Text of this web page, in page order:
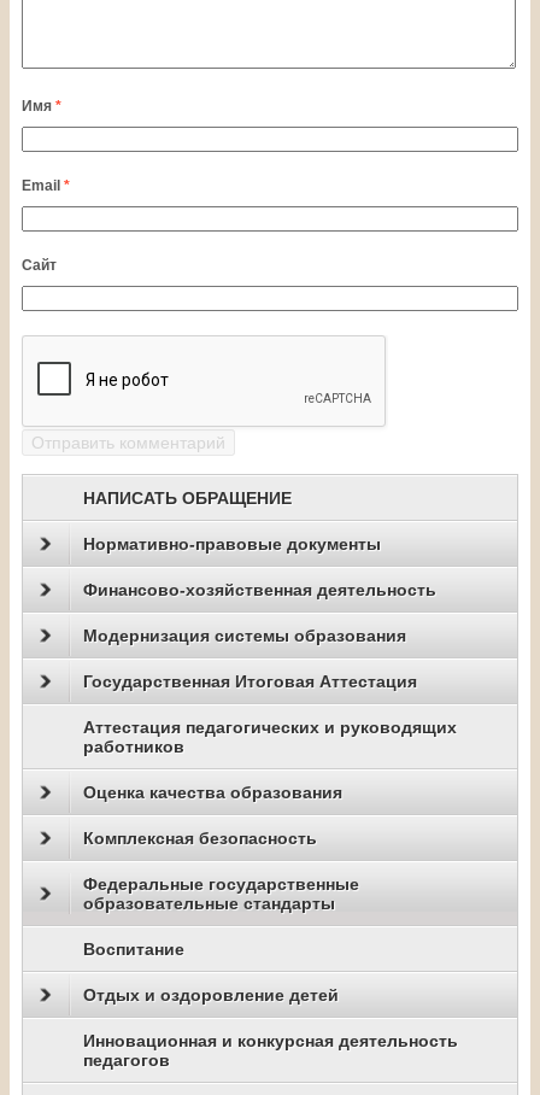
Имя *
Email *
Сайт
НАПИСАТЬ ОБРАЩЕНИЕ
Нормативно-правовые документы
Финансово-хозяйственная деятельность
Модернизация системы образования
Государственная Итоговая Аттестация
Аттестация педагогических и руководящих
работников
Оценка качества образования
Комплексная безопасность
Федеральные государственные
образовательные стандарты
Воспитание
Отдых и оздоровление детей
Инновационная и конкурсная деятельность
педагогов